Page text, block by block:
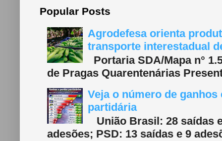
Popular Posts
Agrodefesa orienta
transporte interestadual
Portaria SDA/Mapa n°
de Pragas Quarentenárias
Veja o número de
partidária
União Brasil: 28 saídas
adesões; PSD: 13 saídas e 9